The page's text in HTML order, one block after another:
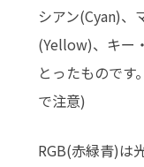
シアン(Cyan)、
(Yellow)、キー
とったもので
で注意)
RGB(赤緑青)は